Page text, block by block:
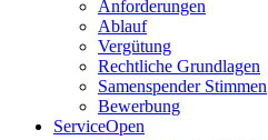
Anforderungen
Ablauf
Vergütung
Rechtliche Grundlagen
Samenspender Stimmen
Bewerbung
ServiceOpen